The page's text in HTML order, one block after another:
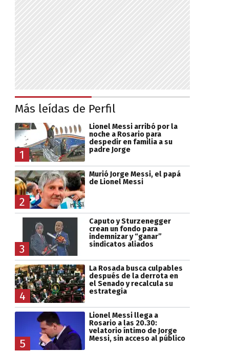
Más leídas de Perfil
1
Lionel Messi arribó por la
noche a Rosario para
despedir en familia a su
padre Jorge
2
Murió Jorge Messi, el papá
de Lionel Messi
3
Caputo y Sturzenegger
crean un fondo para
indemnizar y “ganar”
sindicatos aliados
4
La Rosada busca culpables
después de la derrota en
el Senado y recalcula su
estrategia
5
Lionel Messi llega a
Rosario a las 20.30:
velatorio íntimo de Jorge
Messi, sin acceso al público